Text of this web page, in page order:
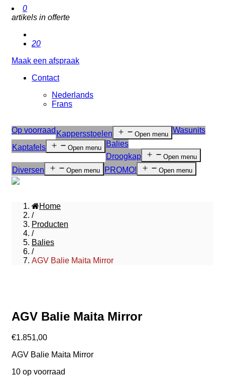
0
artikels in offerte
20
Maak een afspraak
Contact
Nederlands
Frans
Op voorraad Kappersstoelen Open menu Wasunits
Kaptafels
Open menu
Balies
Droogkap
Open menu
Diversen Open menu PROMO! Open menu
Home
/
Producten
/
Balies
/
AGV Balie Maita Mirror
AGV Balie Maita Mirror
€1.851,00
AGV Balie Maita Mirror
10 op voorraad